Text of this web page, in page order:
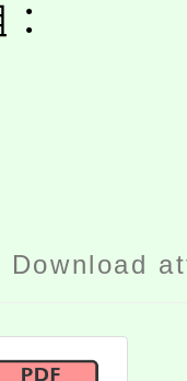
Download